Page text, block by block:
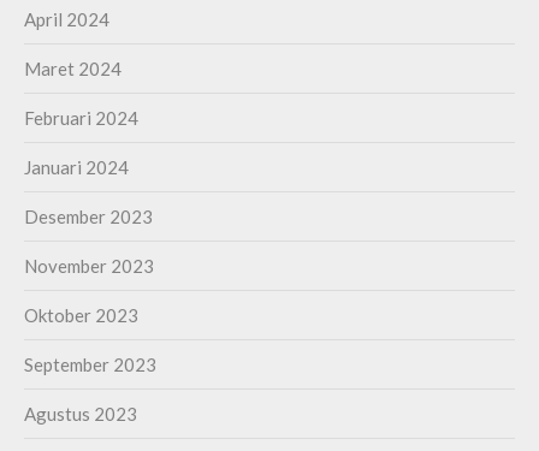
April 2024
Maret 2024
Februari 2024
Januari 2024
Desember 2023
November 2023
Oktober 2023
September 2023
Agustus 2023